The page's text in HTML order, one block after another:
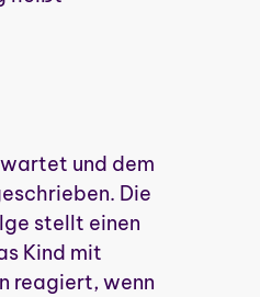
und dem
Die
stellt einen
Kind mit
reagiert, wenn